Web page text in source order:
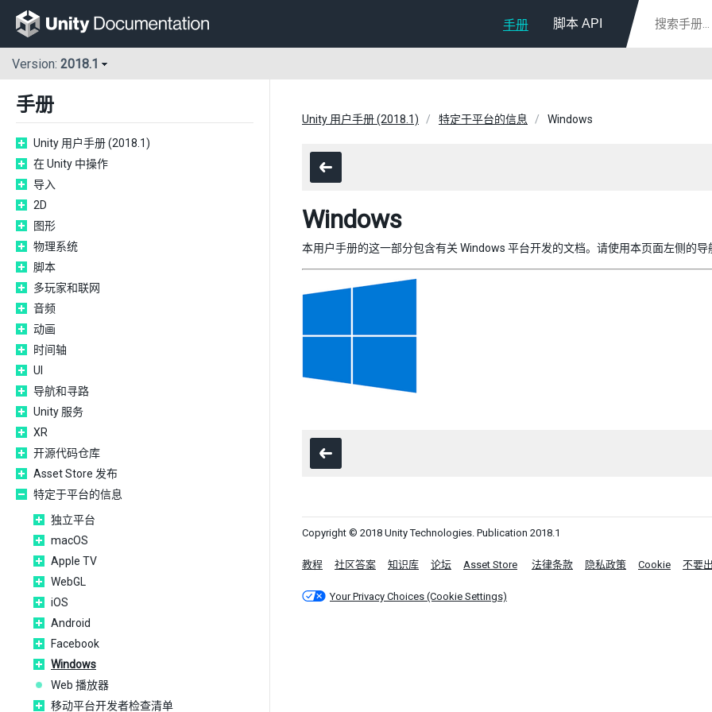
手册 脚本 API
Version: 2018.1
手册
Unity 用户手册 (2018.1)
在 Unity 中操作
导入
2D
图形
物理系统
脚本
多玩家和联网
音频
动画
时间轴
UI
导航和寻路
Unity 服务
XR
开源代码仓库
Asset Store 发布
特定于平台的信息
独立平台
macOS
Apple TV
WebGL
iOS
Android
Facebook
Windows
Web 播放器
移动平台开发者检查清单
Unity 用户手册 (2018.1) 特定于平台的信息 Windows
Windows
本用户手册的这一部分包含有关 Windows 平台开发的文档。请使用本页面左侧的导
Copyright © 2018 Unity Technologies. Publication 2018.1
教程 社区答案 知识库 论坛 Asset Store 法律条款 隐私政策 Cookie 不要
Your Privacy Choices (Cookie Settings)